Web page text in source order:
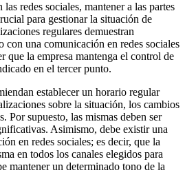
redes sociales, mantener a las partes
para gestionar la situación de
regulares demuestran
con una comunicación en redes sociales
que la empresa mantenga el control de
en el tercer punto.
establecer un horario regular
sobre la situación, los cambios
Por supuesto, las mismas deben ser
Asimismo, debe existir una
en redes sociales; es decir, que la
en todos los canales elegidos para
mantener un determinado tono de la